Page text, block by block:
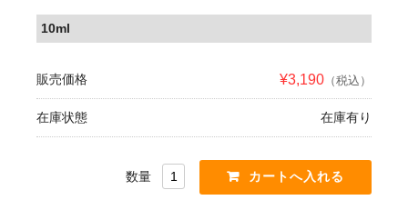
10ml
販売価格 ¥3,190 （税込）
在庫状態 在庫有り
数量